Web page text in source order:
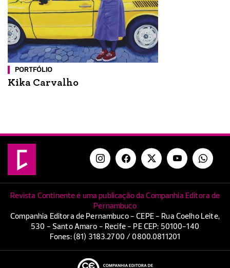
PORTFÓLIO
Kika Carvalho
Revista Continente é uma publicação da Companhia Editora de
Pernambuco
Companhia Editora de Pernambuco - CEPE - Rua Coelho Leite,
530 - Santo Amaro - Recife - PE CEP: 50100-140
Fones: (81) 3183.2700 / 0800.0811201